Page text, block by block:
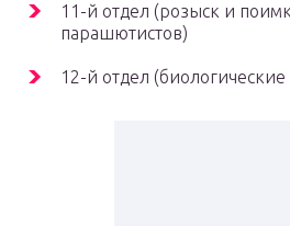
11-й отдел (розыск и
парашютистов)
12-й отдел